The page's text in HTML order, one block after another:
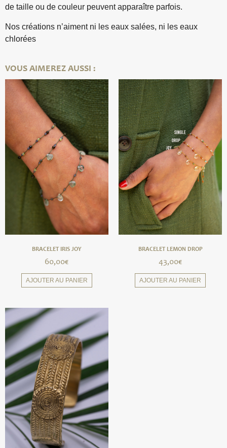
de taille ou de couleur peuvent apparaître parfois.
Nos créations n’aiment ni les eaux salées, ni les eaux
chlorées
VOUS AIMEREZ AUSSI :
BRACELET IRIS JOY
60,00€
AJOUTER AU PANIER
BRACELET LEMON DROP
43,00€
AJOUTER AU PANIER